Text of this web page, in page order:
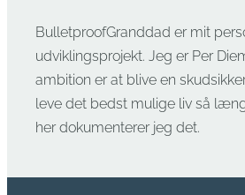
BulletproofGranddad er mit
udviklingsprojekt. Jeg er Per
ambition er at blive en
leve det bedst mulige liv så
her dokumenterer jeg det.